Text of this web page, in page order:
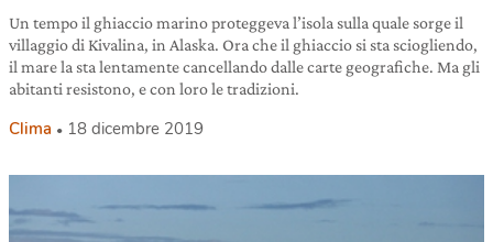
Un tempo il ghiaccio marino proteggeva l’isola sulla quale sorge il
villaggio di Kivalina, in Alaska. Ora che il ghiaccio si sta sciogliendo,
il mare la sta lentamente cancellando dalle carte geografiche. Ma gli
abitanti resistono, e con loro le tradizioni.
Clima 18 dicembre 2019